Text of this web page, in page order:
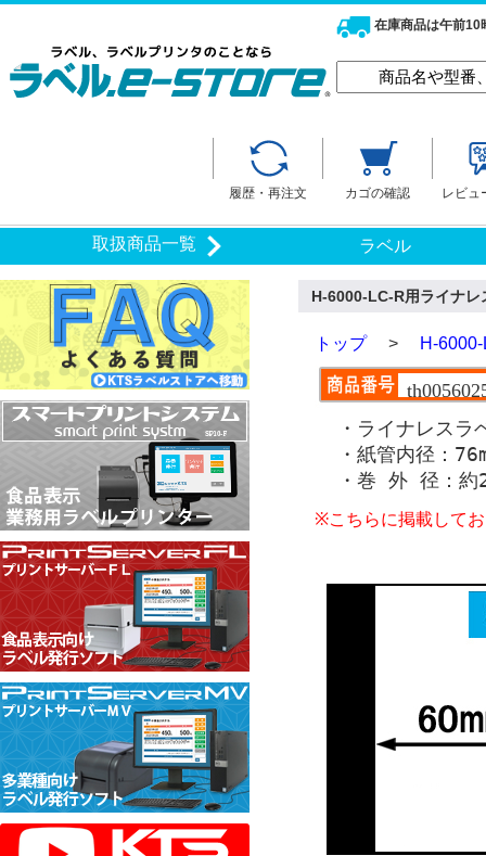
在庫商品は午前10
履歴・再注文 カゴの確認 レビュ
取扱商品一覧 ラベル
H-6000-LC-R用ライナ
トップ> H-
・ライナレス
・紙管内径：
・巻 外 径：約
※こちらに掲載して